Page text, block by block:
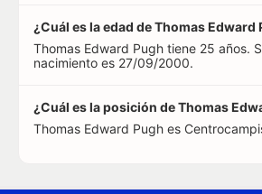
¿Cuál es la edad de Thomas Edward
Thomas Edward Pugh tiene 25 años.
nacimiento es 27/09/2000.
¿Cuál es la posición de Thomas
Thomas Edward Pugh es